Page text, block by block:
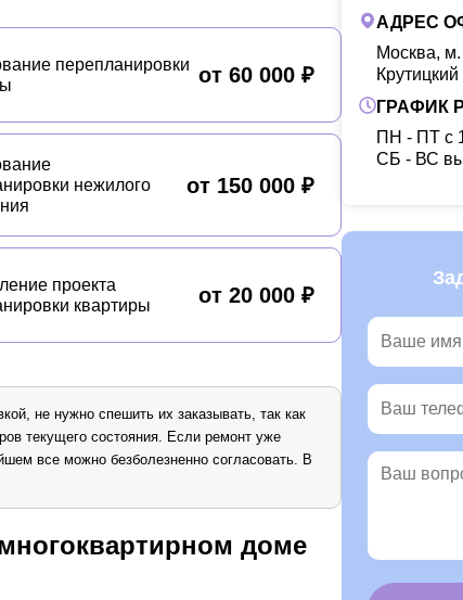
перепланировки от 60 000 ₽
нежилого
от 150 000 ₽
проекта
квартиры
от 20 000 ₽
не нужно спешить их заказывать, так как
текущего состояния. Если ремонт уже
все можно безболезненно согласовать. В
доме
АДРЕС
Москва,
ГРАФИК
ПН - ПТ с
CБ - ВС